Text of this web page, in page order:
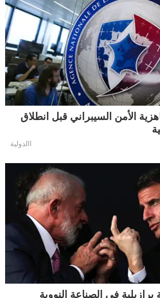
الأمن السيبراني قبل انطلاق
االدولية
في الصناعة النووية